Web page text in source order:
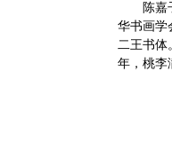
陈嘉
华书画学
二王书体
年，桃李